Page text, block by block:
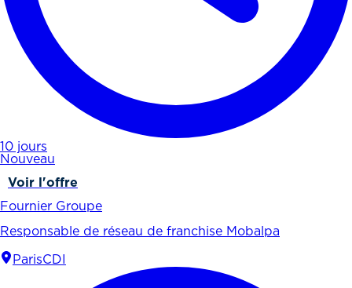
10 jours
Nouveau
Voir l'offre
Fournier Groupe
Responsable de réseau de franchise Mobalpa
ParisCDI